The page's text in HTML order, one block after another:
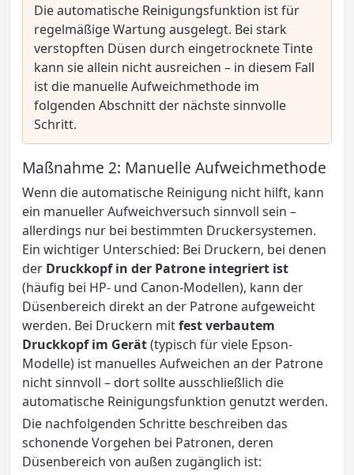
Die automatische Reinigungsfunktion ist für
regelmäßige Wartung ausgelegt. Bei stark
verstopften Düsen durch eingetrocknete Tinte
kann sie allein nicht ausreichen – in diesem Fall
ist die manuelle Aufweichmethode im
folgenden Abschnitt der nächste sinnvolle
Schritt.
Maßnahme 2: Manuelle Aufweichmethode
Wenn die automatische Reinigung nicht hilft, kann
ein manueller Aufweichversuch sinnvoll sein –
allerdings nur bei bestimmten Druckersystemen.
Ein wichtiger Unterschied: Bei Druckern, bei denen
der Druckkopf in der Patrone integriert ist
(häufig bei HP- und Canon-Modellen), kann der
Düsenbereich direkt an der Patrone aufgeweicht
werden. Bei Druckern mitfest verbautem
Druckkopf im Gerät(typisch für viele Epson-
Modelle) ist manuelles Aufweichen an der Patrone
nicht sinnvoll – dort sollte ausschließlich die
automatische Reinigungsfunktion genutzt werden.
Die nachfolgenden Schritte beschreiben das
schonende Vorgehen bei Patronen, deren
Düsenbereich von außen zugänglich ist: